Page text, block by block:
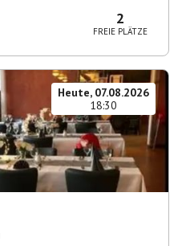
2
FREIE PLÄTZE
Heute, 07.08.2026
18:30